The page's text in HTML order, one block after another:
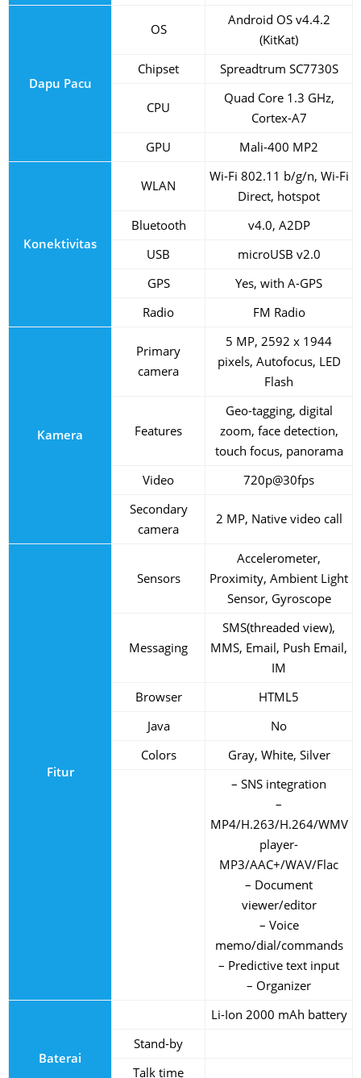
Dapu Pacu
OS
Android OS v4.4.2
(KitKat)
Chipset
Spreadtrum SC7730S
CPU
Quad Core 1.3 GHz,
Cortex-A7
GPU
Mali-400 MP2
Konektivitas
WLAN
Wi-Fi 802.11 b/g/n, Wi-Fi
Direct, hotspot
Bluetooth
v4.0, A2DP
USB
microUSB v2.0
GPS
Yes, with A-GPS
Radio
FM Radio
Kamera
Primary
camera
5 MP, 2592 x 1944
pixels, Autofocus, LED
Flash
Features
Geo-tagging, digital
zoom, face detection,
touch focus, panorama
Video
720p@30fps
Secondary
camera
2 MP, Native video call
Fitur
Sensors
Accelerometer,
Proximity, Ambient Light
Sensor, Gyroscope
Messaging
SMS(threaded view),
MMS, Email, Push Email,
IM
Browser
HTML5
Java
No
Colors
Gray, White, Silver
– SNS integration
–
MP4/H.263/H.264/WMV
player-
MP3/AAC+/WAV/Flac
– Document
viewer/editor
– Voice
memo/dial/commands
– Predictive text input
– Organizer
Baterai
Li-Ion 2000 mAh battery
Stand-by
Talk time